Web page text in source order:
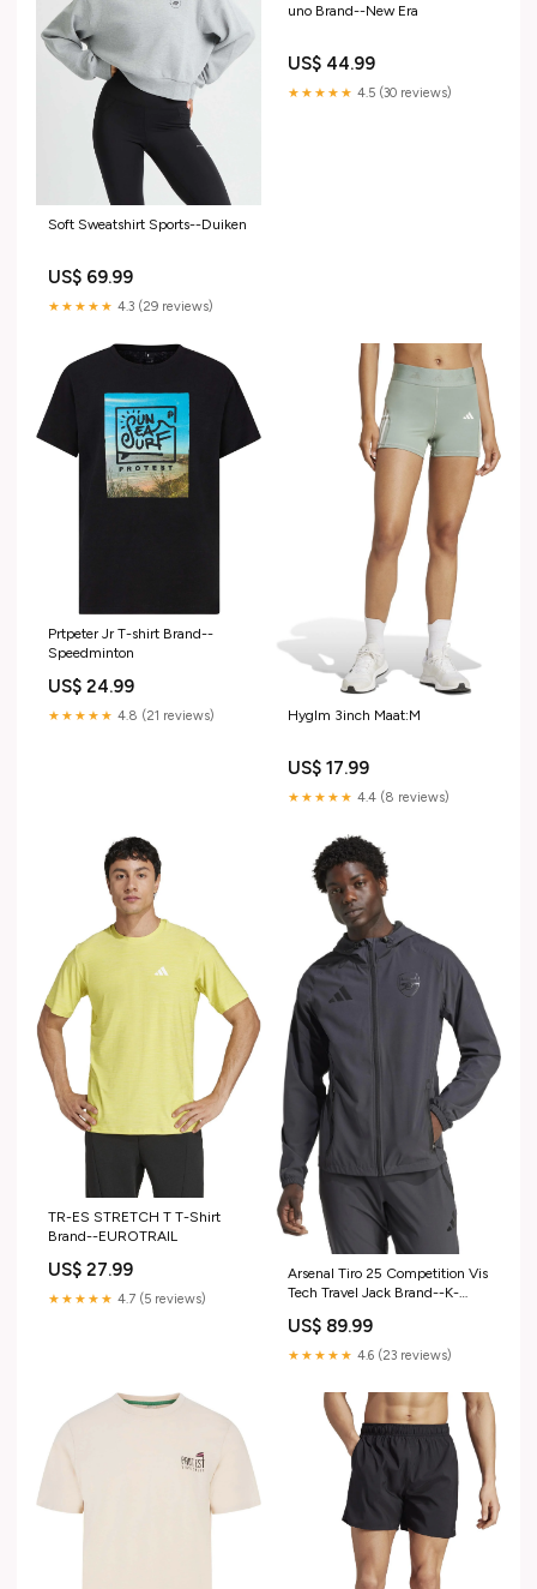
Soft Sweatshirt Sports--Duiken
US$ 69.99
★★★★★ 4.3 (29 reviews)
uno Brand--New Era
US$ 44.99
★★★★★ 4.5 (30 reviews)
Prtpeter Jr T-shirt Brand--
Speedminton
US$ 24.99
★★★★★ 4.8 (21 reviews) Hyglm 3inch Maat:M
US$ 17.99
★★★★★ 4.4 (8 reviews)
TR-ES STRETCH T T-Shirt
Brand--EUROTRAIL
US$ 27.99
★★★★★ 4.7 (5 reviews)
Arsenal Tiro 25 Competition Vis
Tech Travel Jack Brand--K-
US$ 89.99
★★★★★ 4.6 (23 reviews)